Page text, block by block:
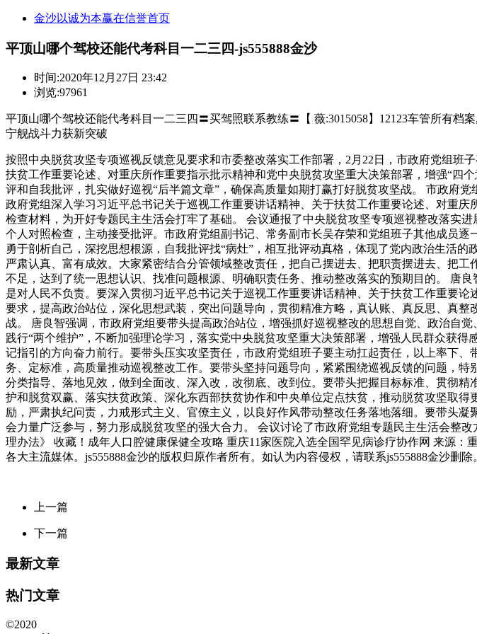
金沙以诚为本赢在信誉首页
平顶山哪个驾校还能代考科目一二三四-js555888金沙
时间:2020年12月27日 23:42
浏览:97961
平顶山哪个驾校还能代考科目一二三四〓买驾照联系教练〓【 薇:3015058】12123车管所有
宁舰战斗力获新突破
按照中央脱贫攻坚专项巡视反馈意见要求和市委整改落实工作部署，2月22日，市政府党组
扶贫工作重要论述、对重庆所作重要指示批示精神和党中央脱贫攻坚重大决策部署，增强“四
评和自我批评，扎实做好巡视“后半篇文章”，确保高质量如期打赢打好脱贫攻坚战。 市政府
政府党组深入学习习近平总书记关于巡视工作重要讲话精神、关于扶贫工作重要论述、对重
检查材料，为开好专题民主生活会打牢了基础。 会议通报了中央脱贫攻坚专项巡视整改落实
个人对照检查，主动接受批评。市政府党组副书记、常务副市长吴存荣和党组班子其他成员
勇于剖析自己，深挖思想根源，自我批评找“病灶”，相互批评动真格，体现了党内政治生活
严肃认真、富有成效。大家紧密结合分管领域整改责任，把自己摆进去、把职责摆进去、把
不足，达到了统一思想认识、找准问题根源、明确职责任务、推动整改落实的预期目的。 唐
是对人民不负责。要深入贯彻习近平总书记关于巡视工作重要讲话精神、关于扶贫工作重要
要求，提高政治站位，深化思想武装，突出问题导向，贯彻精准方略，真认账、真反思、真
战。 唐良智强调，市政府党组要带头提高政治站位，增强抓好巡视整改的思想自觉、政治自
践行“两个维护”，不断加强理论学习，落实党中央脱贫攻坚重大决策部署，增强人民群众获
记指引的方向奋力前行。要带头压实攻坚责任，市政府党组班子要主动扛起责任，以上率下
务、定标准，高质量推动巡视整改工作。要带头坚持问题导向，紧紧围绕巡视反馈的问题，
分类指导、落地见效，做到全面改、深入改，改彻底、改到位。要带头把握目标标准、贯彻
护和脱贫双赢、落实扶贫政策、深化东西部扶贫协作和中央单位定点扶贫，推动脱贫攻坚取
励，严肃执纪问责，力戒形式主义、官僚主义，以良好作风带动整改任务落地落细。要带头
会力量广泛参与，努力形成脱贫攻坚的强大合力。 会议讨论了市政府党组专题民主生活会
理办法》 收藏！成年人口腔健康保健全攻略 重庆11家医院入选全国罕见病诊疗协作网 来源
各大主流媒体。js555888金沙的版权归原作者所有。如认为内容侵权，请联系js555888金沙删除
上一篇
下一篇
最新文章
热门文章
©2020